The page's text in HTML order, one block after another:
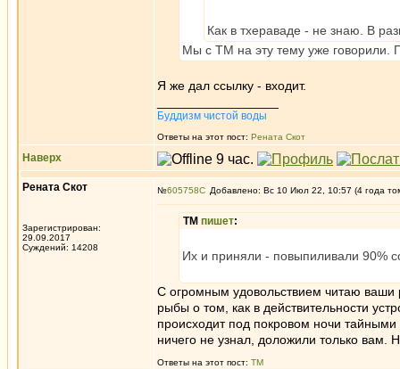
Как в тхераваде - не знаю. В
Мы с ТМ на эту тему уже говорили.
Я же дал ссылку - входит.
Буддизм чистой воды
Ответы на этот пост: Рената Скот
Наверх
Рената Скот
Зарегистрирован:
29.09.2017
Суждений: 14208
№605758 Добавлено: Вс 10 Июл 22, 10:57 (4 года
ТМ пишет:
Их и приняли - повыпиливали 90%
С огромным удовольствием читаю ваши
рыбы о том, как в действительности
происходит под покровом ночи
ничего не узнал, доложили только вам.
Ответы на этот пост: ТМ